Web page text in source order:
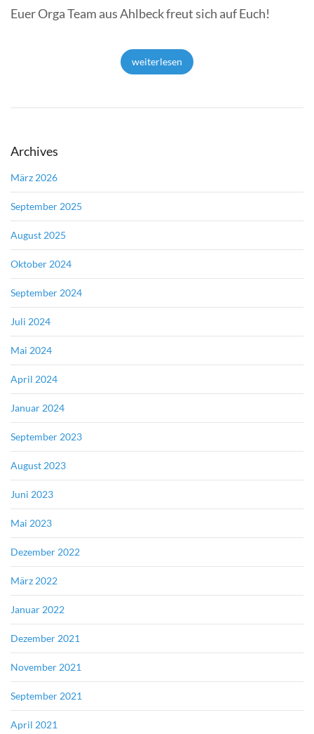
Euer Orga Team aus Ahlbeck freut sich auf Euch!
weiterlesen
Archives
März 2026
September 2025
August 2025
Oktober 2024
September 2024
Juli 2024
Mai 2024
April 2024
Januar 2024
September 2023
August 2023
Juni 2023
Mai 2023
Dezember 2022
März 2022
Januar 2022
Dezember 2021
November 2021
September 2021
April 2021